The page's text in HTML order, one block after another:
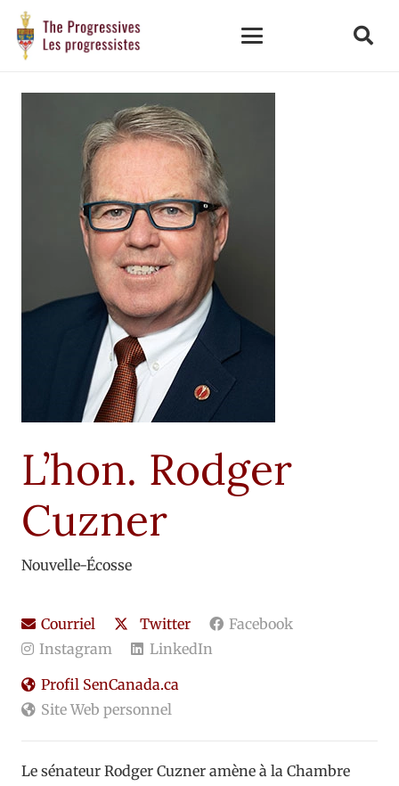
L’hon. Rodger
Cuzner
Nouvelle-Écosse
Courriel Twitter
Facebook
Instagram
LinkedIn
Profil SenCanada.ca
Site Web personnel
Le sénateur Rodger Cuzner amène à la Chambre